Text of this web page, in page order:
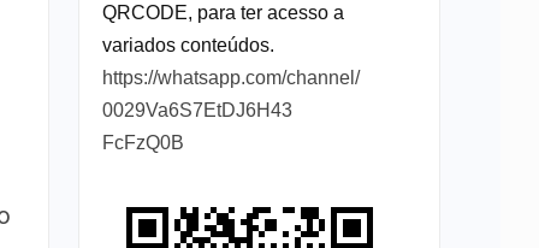
QRCODE, para ter acesso a
variados conteúdos.
https://whatsapp.com/channel/
0029Va6S7EtDJ6H43
FcFzQ0B